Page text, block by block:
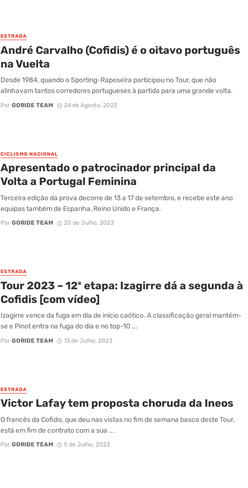
ESTRADA
André Carvalho (Cofidis) é o oitavo português
na Vuelta
Desde 1984, quando o Sporting-Raposeira participou no Tour, que não
alinhavam tantos corredores portugueses à partida para uma grande volta.
Por GORIDE TEAM 24 de Agosto, 2023
CICLISMO NACIONAL
Apresentado o patrocinador principal da
Volta a Portugal Feminina
Terceira edição da prova decorre de 13 a 17 de setembro, e recebe este ano
equipas também de Espanha, Reino Unido e França.
Por GORIDE TEAM 20 de Julho, 2023
ESTRADA
Tour 2023 – 12ª etapa: Izagirre dá a segunda à
Cofidis [com vídeo]
Izagirre vence da fuga em dia de início caótico. A classificação geral mantém-
se e Pinot entra na fuga do dia e no top-10 ...
Por GORIDE TEAM 13 de Julho, 2023
ESTRADA
Victor Lafay tem proposta choruda da Ineos
O francês da Cofidis, que deu nas vistas no fim de semana basco deste Tour,
está em fim de contrato com a sua ...
Por GORIDE TEAM 5 de Julho, 2023